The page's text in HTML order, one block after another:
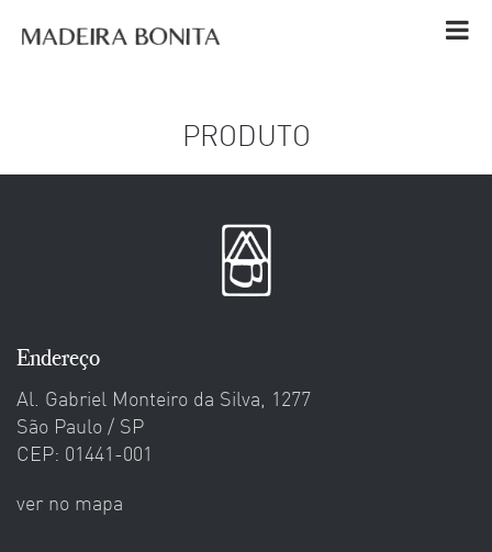
PRODUTO
Endereço
Al. Gabriel Monteiro da Silva, 1277
São Paulo / SP
CEP: 01441-001
ver no mapa